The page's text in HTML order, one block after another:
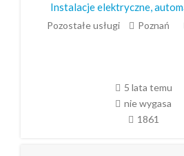
Instalacje elektryczne,
Pozostałe usługi Poznań
5 lata temu
nie wygasa
1861